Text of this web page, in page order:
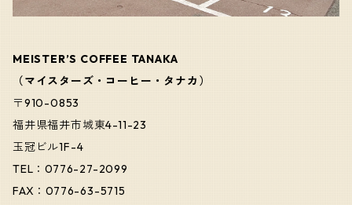
MEISTER’S COFFEE TANAKA
（マイスターズ・コーヒー・タナカ）
〒910-0853
福井県福井市城東4-11-23
玉冠ビル1F-4
TEL：0776-27-2099
FAX：0776-63-5715